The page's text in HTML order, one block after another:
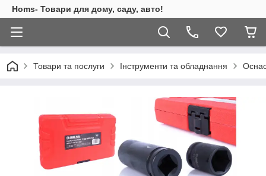
Homs- Товари для дому, саду, авто!
Товари та послуги Інструменти та обладнання